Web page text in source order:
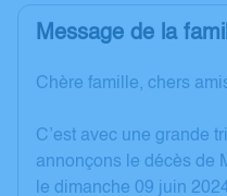
Message de la
Chère famille, chers
C’est avec une grande
annonçons le décès de
le dimanche 09 juin